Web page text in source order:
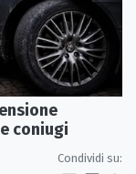
coniugi
Condividi su: